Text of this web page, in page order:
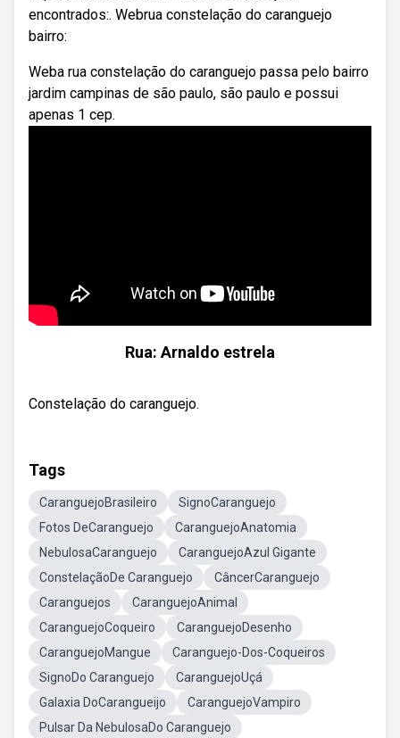
encontrados:. Webrua constelação do caranguejo
bairro:
Weba rua constelação do caranguejo passa pelo bairro
jardim campinas de são paulo, são paulo e possui
apenas 1 cep.
Rua: Arnaldo estrela
Constelação do caranguejo.
Tags
CaranguejoBrasileiro
SignoCaranguejo
Fotos DeCaranguejo
CaranguejoAnatomia
NebulosaCaranguejo
CaranguejoAzul Gigante
ConstelaçãoDe Caranguejo
CâncerCaranguejo
Caranguejos
CaranguejoAnimal
CaranguejoCoqueiro
CaranguejoDesenho
CaranguejoMangue
Caranguejo-Dos-Coqueiros
SignoDo Caranguejo
CaranguejoUçá
Galaxia DoCarangueijo
CaranguejoVampiro
Pulsar Da NebulosaDo Caranguejo